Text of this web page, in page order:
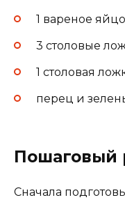
1 вареное
3 столовые
1 столовая
перец и
Пошаговый
Сначала